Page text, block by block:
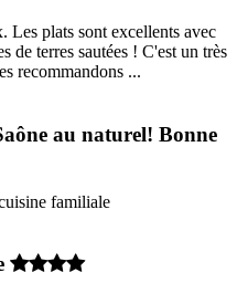
Les plats sont excellents avec
de terres sautées ! C'est un très
recommandons ...
au naturel! Bonne
familiale